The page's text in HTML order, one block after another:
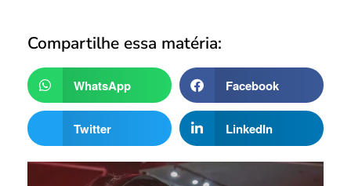
Compartilhe essa matéria:
WhatsApp Facebook
Twitter LinkedIn